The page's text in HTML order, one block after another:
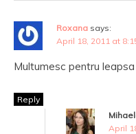
Roxana says:
April 18, 2011 at
Multumesc pentru leapsa
Reply
April